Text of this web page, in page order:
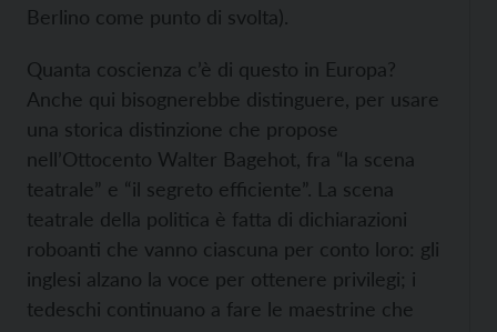
Berlino come punto di svolta).
Quanta coscienza c’è di questo in Europa?
Anche qui bisognerebbe distinguere, per usare
una storica distinzione che propose
nell’Ottocento Walter Bagehot, fra “la scena
teatrale” e “il segreto efficiente”. La scena
teatrale della politica è fatta di dichiarazioni
roboanti che vanno ciascuna per conto loro: gli
inglesi alzano la voce per ottenere privilegi; i
tedeschi continuano a fare le maestrine che